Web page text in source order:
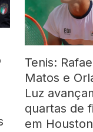
Tenis:
Matos e
Luz
quartas de
em Houston